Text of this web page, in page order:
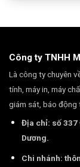
Công ty TNHH
Là công ty chuyên
tính, máy in, máy
giám sát, báo động
Địa chỉ: số 337
Dương.
Chi nhánh: